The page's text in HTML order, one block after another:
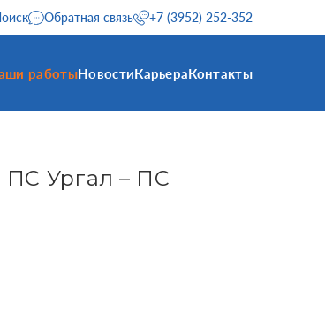
Обратная связь +7 (3952) 252-352
работыНовостиКарьераКонтакты
ПС Ургал – ПС